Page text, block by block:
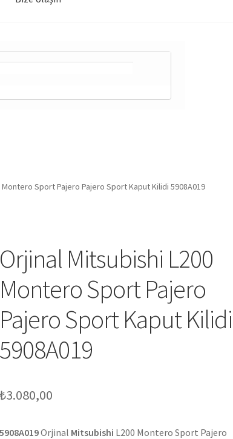
Sport Pajero Pajero Sport Kaput Kilidi 5908A019
Orjinal Mitsubishi L200
Montero Sport Pajero
Pajero Sport Kaput Kilidi
5908A019
₺3.080,00
5908A019Orjinal Mitsubishi L200 Montero Sport Pajero